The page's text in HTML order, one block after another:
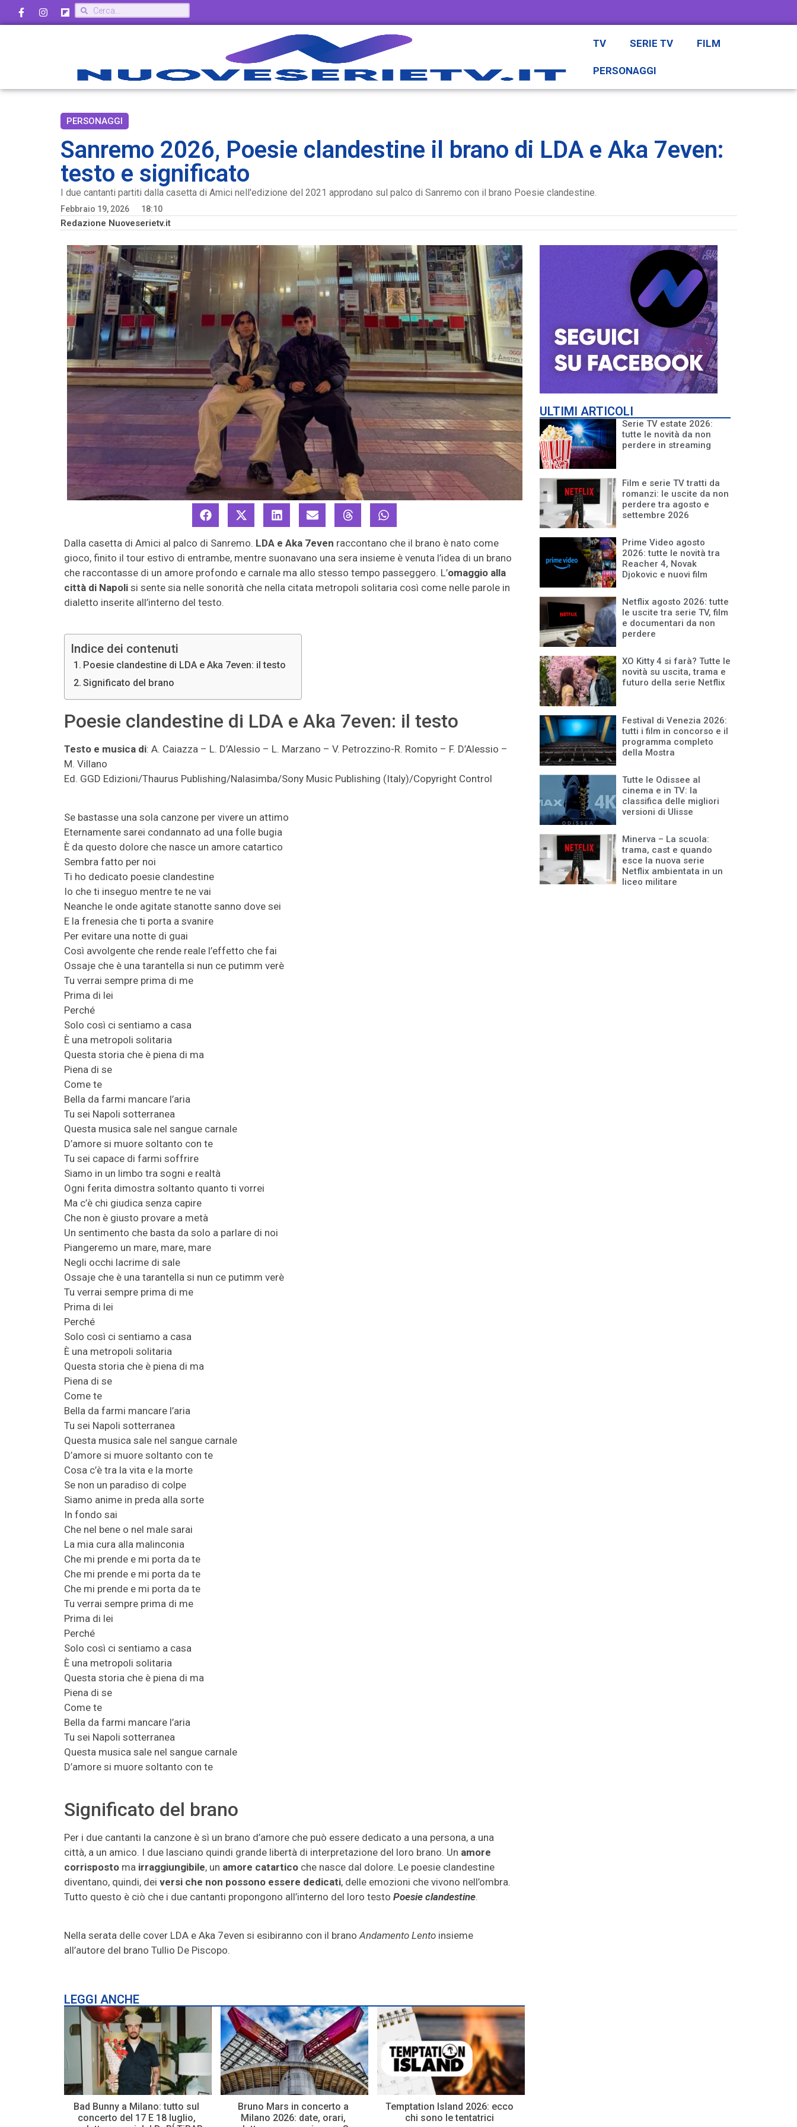
TV SERIE TV FILM
PERSONAGGI
PERSONAGGI
Sanremo 2026, Poesie clandestine il brano di LDA e Aka 7even:
testo e significato
I due cantanti partiti dalla casetta di Amici nell'edizione del 2021 approdano sul palco di Sanremo con il brano Poesie clandestine.
Febbraio 19, 2026 18:10
Redazione Nuoveserietv.it
Dalla casetta di Amici al palco di Sanremo. LDA e Aka 7even raccontano che il brano è nato come
gioco, finito il tour estivo di entrambe, mentre suonavano una sera insieme è venuta l’idea di un brano
che raccontasse di un amore profondo e carnale ma allo stesso tempo passeggero. L’omaggio alla
città di Napoli si sente sia nelle sonorità che nella citata metropoli solitaria così come nelle parole in
dialetto inserite all’interno del testo.
Indice dei contenuti
Poesie clandestine di LDA e Aka 7even: il testo
Significato del brano
Poesie clandestine di LDA e Aka 7even: il testo
Testo e musica di: A. Caiazza – L. D’Alessio – L. Marzano – V. Petrozzino-R. Romito – F. D’Alessio –
M. Villano
Ed. GGD Edizioni/Thaurus Publishing/Nalasimba/Sony Music Publishing (Italy)/Copyright Control
Se bastasse una sola canzone per vivere un attimo
Eternamente sarei condannato ad una folle bugia
È da questo dolore che nasce un amore catartico
Sembra fatto per noi
Ti ho dedicato poesie clandestine
Io che ti inseguo mentre te ne vai
Neanche le onde agitate stanotte sanno dove sei
E la frenesia che ti porta a svanire
Per evitare una notte di guai
Così avvolgente che rende reale l’effetto che fai
Ossaje che è una tarantella si nun ce putimm verè
Tu verrai sempre prima di me
Prima di lei
Perché
Solo così ci sentiamo a casa
È una metropoli solitaria
Questa storia che è piena di ma
Piena di se
Come te
Bella da farmi mancare l’aria
Tu sei Napoli sotterranea
Questa musica sale nel sangue carnale
D’amore si muore soltanto con te
Tu sei capace di farmi soffrire
Siamo in un limbo tra sogni e realtà
Ogni ferita dimostra soltanto quanto ti vorrei
Ma c’è chi giudica senza capire
Che non è giusto provare a metà
Un sentimento che basta da solo a parlare di noi
Piangeremo un mare, mare, mare
Negli occhi lacrime di sale
Ossaje che è una tarantella si nun ce putimm verè
Tu verrai sempre prima di me
Prima di lei
Perché
Solo così ci sentiamo a casa
È una metropoli solitaria
Questa storia che è piena di ma
Piena di se
Come te
Bella da farmi mancare l’aria
Tu sei Napoli sotterranea
Questa musica sale nel sangue carnale
D’amore si muore soltanto con te
Cosa c’è tra la vita e la morte
Se non un paradiso di colpe
Siamo anime in preda alla sorte
In fondo sai
Che nel bene o nel male sarai
La mia cura alla malinconia
Che mi prende e mi porta da te
Che mi prende e mi porta da te
Che mi prende e mi porta da te
Tu verrai sempre prima di me
Prima di lei
Perché
Solo così ci sentiamo a casa
È una metropoli solitaria
Questa storia che è piena di ma
Piena di se
Come te
Bella da farmi mancare l’aria
Tu sei Napoli sotterranea
Questa musica sale nel sangue carnale
D’amore si muore soltanto con te
Significato del brano
Per i due cantanti la canzone è sì un brano d’amore che può essere dedicato a una persona, a una
città, a un amico. I due lasciano quindi grande libertà di interpretazione del loro brano. Un amore
corrisposto ma irraggiungibile, un amore catartico che nasce dal dolore. Le poesie clandestine
diventano, quindi, dei versi che non possono essere dedicati, delle emozioni che vivono nell’ombra.
Tutto questo è ciò che i due cantanti propongono all’interno del loro testo Poesie clandestine.
Nella serata delle cover LDA e Aka 7even si esibiranno con il brano Andamento Lento insieme
all’autore del brano Tullio De Piscopo.
LEGGI ANCHE
Bad Bunny a Milano: tutto sul
concerto del 17 E 18 luglio,
Bruno Mars in concerto a
Milano 2026: date, orari,
Temptation Island 2026: ecco
chi sono le tentatrici
ULTIMI ARTICOLI
Serie TV estate 2026:
tutte le novità da non
perdere in streaming
Film e serie TV tratti da
romanzi: le uscite da non
perdere tra agosto e
settembre 2026
Prime Video agosto
2026: tutte le novità tra
Reacher 4, Novak
Djokovic e nuovi film
Netflix agosto 2026: tutte
le uscite tra serie TV, film
e documentari da non
perdere
XO Kitty 4 si farà? Tutte le
novità su uscita, trama e
futuro della serie Netflix
Festival di Venezia 2026:
tutti i film in concorso e il
programma completo
della Mostra
Tutte le Odissee al
cinema e in TV: la
classifica delle migliori
versioni di Ulisse
Minerva – La scuola:
trama, cast e quando
esce la nuova serie
Netflix ambientata in un
liceo militare